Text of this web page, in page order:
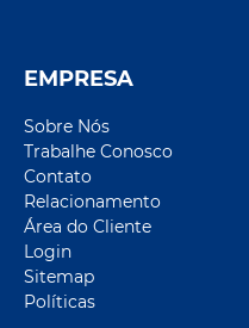
EMPRESA
Sobre Nós
Trabalhe Conosco
Contato
Relacionamento
Área do Cliente
Login
Sitemap
Políticas